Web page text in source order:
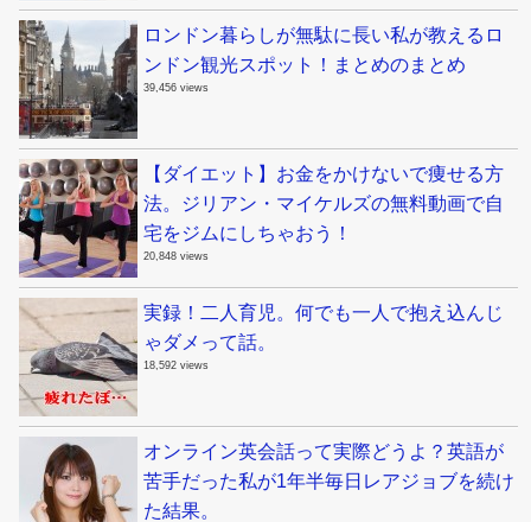
ロンドン暮らしが無駄に長い私が教えるロ
ンドン観光スポット！まとめのまとめ
39,456 views
【ダイエット】お金をかけないで痩せる方
法。ジリアン・マイケルズの無料動画で自
宅をジムにしちゃおう！
20,848 views
実録！二人育児。何でも一人で抱え込んじ
ゃダメって話。
18,592 views
オンライン英会話って実際どうよ？英語が
苦手だった私が1年半毎日レアジョブを続け
た結果。